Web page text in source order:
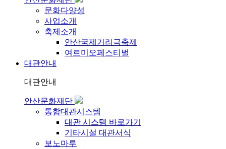
문화다양성
사업소개
축제소개
안산국제거리극축제
여르미오페스티벌
대관안내
대관안내
안산문화재단
통합대관시스템
대관 시스템 바로가기
기타시설 대관서식
보노마루